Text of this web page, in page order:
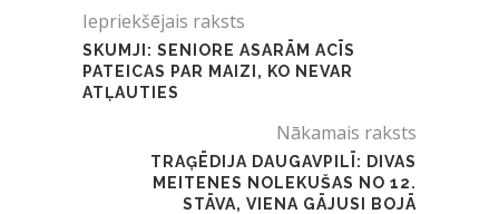
Iepriekšējais raksts
SKUMJI: SENIORE ASARĀM ACĪS
PATEICAS PAR MAIZI, KO NEVAR
ATĻAUTIES
Nākamais raksts
TRAĢĒDIJA DAUGAVPILĪ: DIVAS
MEITENES NOLEKUŠAS NO 12.
STĀVA, VIENA GĀJUSI BOJĀ